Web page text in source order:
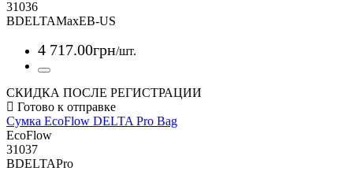
31036
BDELTAMaxEB-US
4 717.00грн/шт.
СКИДКА ПОСЛЕ РЕГИСТРАЦИИ
Сумка EcoFlow DELTA Pro Bag
EcoFlow
31037
BDELTAPro